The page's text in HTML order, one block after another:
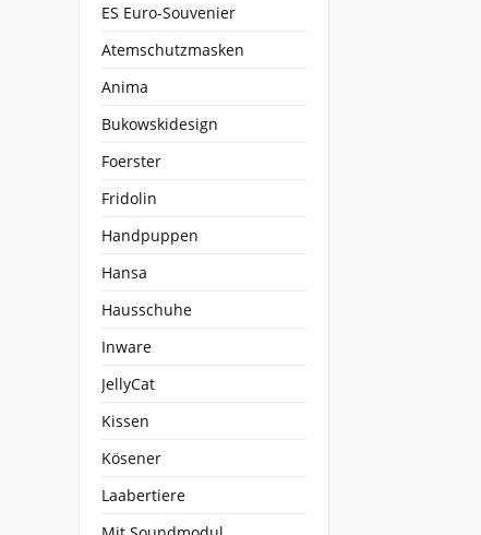
ES Euro-Souvenier
Atemschutzmasken
Anima
Bukowskidesign
Foerster
Fridolin
Handpuppen
Hansa
Hausschuhe
Inware
JellyCat
Kissen
Kösener
Laabertiere